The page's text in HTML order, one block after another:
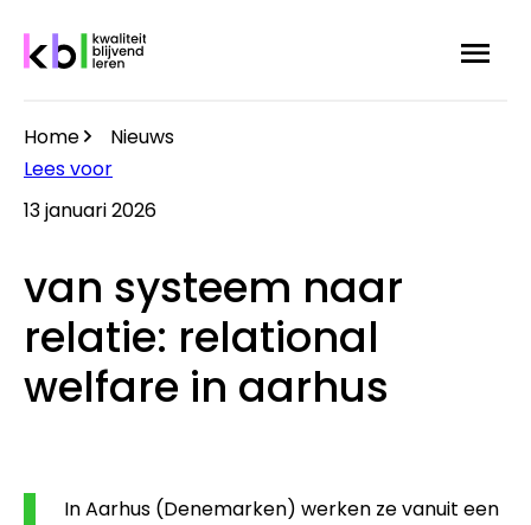
inhoud
gaan
Kruimelpad
Home
Nieuws
Lees voor
van systeem naar
relatie: relational
welfare in aarhus
In Aarhus (Denemarken) werken ze vanuit een
13 januari 2026